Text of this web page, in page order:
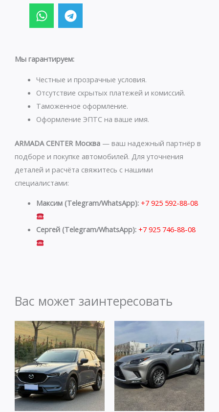
W
h
a
s
p
p
T
e
l
g
a
m
Мы гарантируем:
Честные и прозрачные условия.
Отсутствие скрытых платежей и комиссий.
Таможенное оформление.
Оформление ЭПТС на ваше имя.
ARMADA CENTER Москва — ваш надежный партнёр в
подборе и покупке автомобилей. Для уточнения
деталей и расчёта свяжитесь с нашими
специалистами:
Максим (Telegram/WhatsApp): +7 925 592-88-08
Сергей (Telegram/WhatsApp): +7 925 746-88-08
Вас может заинтересовать